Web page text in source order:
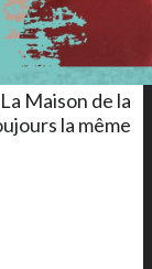
Maison de la
la même